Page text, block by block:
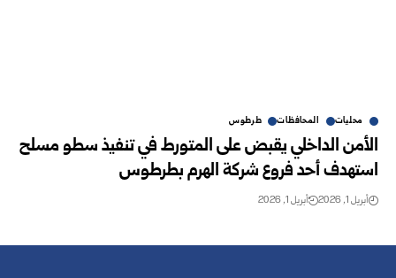
محليات المحافظات طرطوس
الأمن الداخلي يقبض على المتورط في تنفيذ سطو مسلح
استهدف أحد فروع شركة الهرم بطرطوس
أبريل 1, 2026 أبريل 1, 2026